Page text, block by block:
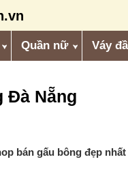
Quần nữ Váy
Đà Nẵng
bán gấu bông đẹp